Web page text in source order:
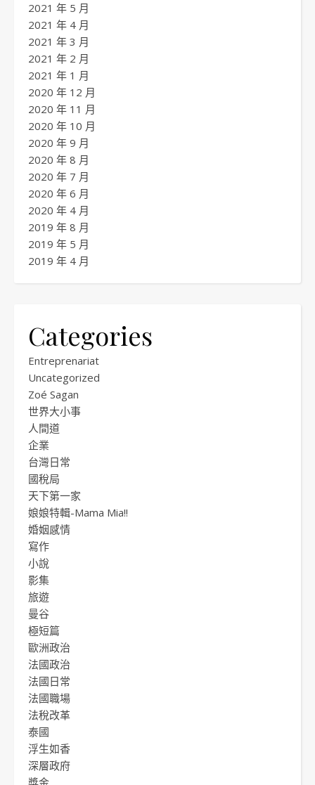
2021 年 5 月
2021 年 4 月
2021 年 3 月
2021 年 2 月
2021 年 1 月
2020 年 12 月
2020 年 11 月
2020 年 10 月
2020 年 9 月
2020 年 8 月
2020 年 7 月
2020 年 6 月
2020 年 4 月
2019 年 8 月
2019 年 5 月
2019 年 4 月
Categories
Entreprenariat
Uncategorized
Zoé Sagan
世界大小事
人間道
企業
台灣日常
國稅局
天下第一家
娘娘特輯-Mama Mia!!
婚姻感情
寫作
小說
影集
旅遊
曼谷
極短篇
歐洲政治
法國政治
法國日常
法國職場
法稅改革
泰國
浮生如香
深層政府
獎金